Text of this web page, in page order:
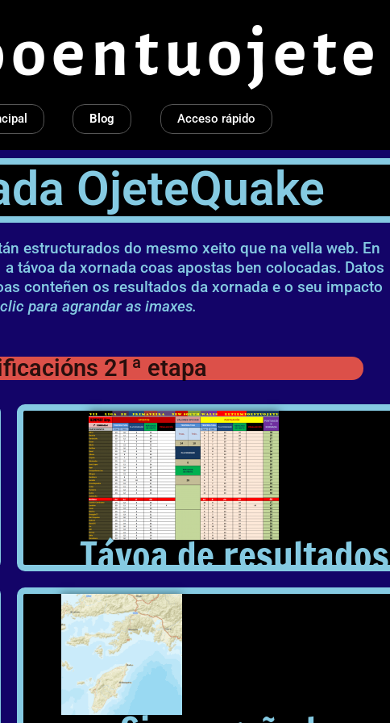
Blog Acceso rápido
OjeteQuake
estructurados do mesmo xeito que na vella web. En
távoa da xornada coas apostas ben colocadas. Datos
conteñen os resultados da xornada e o seu impacto
para agrandar as imaxes.
21ª etapa
Távoa de resultados